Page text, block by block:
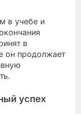
в учебе и
в
он продолжает
успех